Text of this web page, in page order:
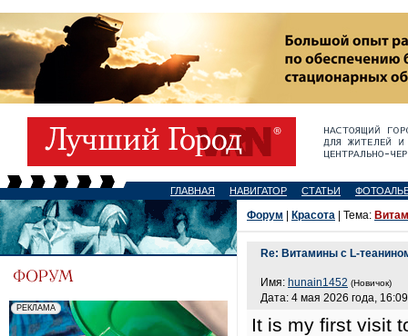
ГЛАВНАЯ НАВИГАТОР СТАТЬИ
Форум Красота | Тема:
Re: Витамины с L-
Имя: hunain1452 (Новичок)
Дата: 4 мая 2026 года, 16:09
It is my first visit